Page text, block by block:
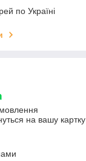
по Україні
на вашу картку